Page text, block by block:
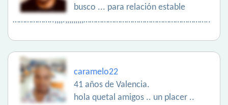
busco ... para relación estable
………………..,,,,.,,,,,,,,,……………………………………………………..
caramelo22
41 años de Valencia.
hola quetal amigos .. un placer ..